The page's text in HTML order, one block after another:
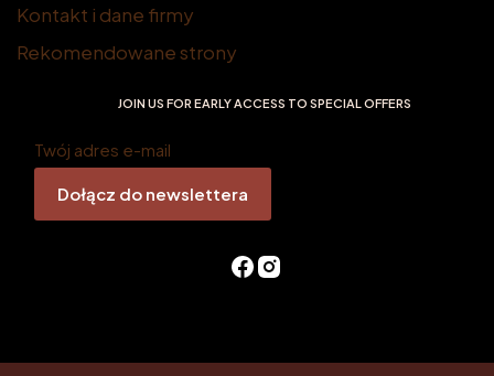
Kontakt i dane firmy
Rekomendowane strony
JOIN US FOR EARLY ACCESS TO SPECIAL OFFERS
Twój adres e-mail
Dołącz do newslettera